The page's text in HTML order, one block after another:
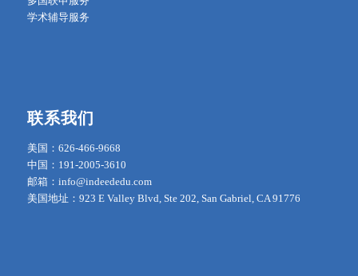
学术辅导服务
联系我们
美国：626-466-9668
中国：191-2005-3610
邮箱：info@indeededu.com
美国地址：923 E Valley Blvd, Ste 202, San Gabriel, CA 91776